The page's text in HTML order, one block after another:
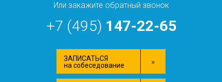
Или закажите обратный звонок
+7 (495) 147-22-65
ЗАПИСАТЬСЯ
на собеседование